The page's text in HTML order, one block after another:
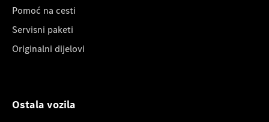
Pomoć na cesti
Servisni paketi
Originalni dijelovi
Ostala vozila